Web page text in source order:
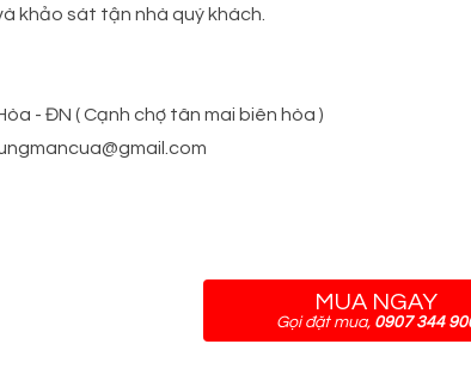
khảo sát tận nhà quý khách.
- ĐN ( Cạnh chợ tân mai biên hòa )
MUA NGAY
Gọi đặt mua, 0907 344